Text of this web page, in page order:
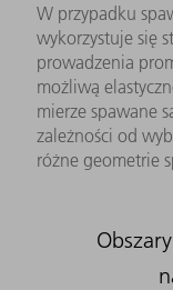
W przypadku
wykorzystuje się
prowadzenia
możliwą
mierze spawane
zależności od
różne geometrie